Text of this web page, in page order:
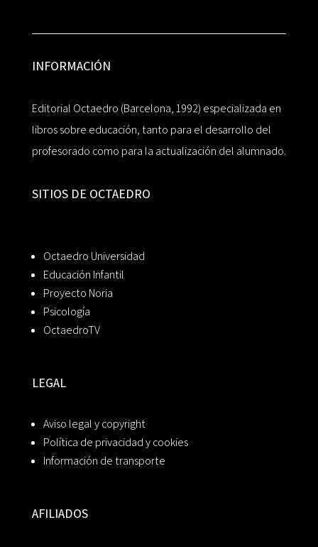
INFORMACIÓN
Editorial Octaedro (Barcelona, 1992) especializada en
libros sobre educación, tanto para el desarrollo del
profesorado como para la actualización del alumnado.
SITIOS DE OCTAEDRO
Octaedro Universidad
Educación Infantil
Proyecto Noria
Psicología
OctaedroTV
LEGAL
Aviso legal y copyright
Política de privacidad y cookies
Información de transporte
AFILIADOS